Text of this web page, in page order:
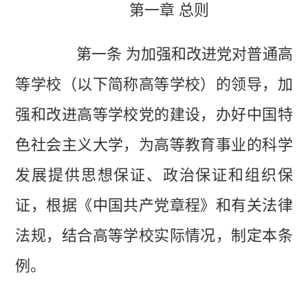
第一章 总则
第一条 为加强和改进党对普通高
等学校（以下简称高等学校）的领导，加
强和改进高等学校党的建设，办好中国特
色社会主义大学，为高等教育事业的科学
发展提供思想保证、政治保证和组织保
证，根据《中国共产党章程》和有关法律
法规，结合高等学校实际情况，制定本条
例。